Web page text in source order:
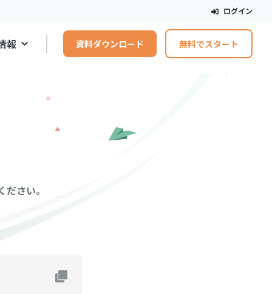
ログイン
報 資料ダウンロード 無料でスタート
さい。